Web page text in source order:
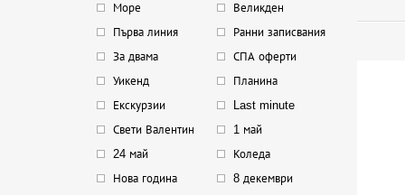
Море
Великден
Първа линия
Ранни записвания
За двама
СПА оферти
Уикенд
Планина
Екскурзии
Last minute
Свети Валентин
1 май
24 май
Коледа
Нова година
8 декември